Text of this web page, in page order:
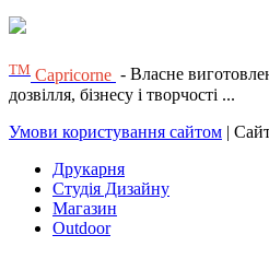
ТМ Capricorne - Власне
дозвілля, бізнесу і творчості ...
Умови користування сайтом |
Друкарня
Студія Дизайну
Магазин
Outdoor